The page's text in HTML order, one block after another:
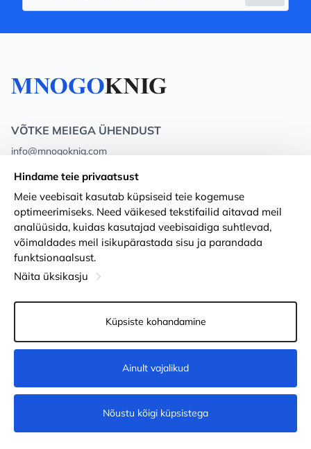
Lisa ostukorvi
VÕTKE MEIEGA ÜHENDUST
info@mnogoknig.com
Rīga, Augusta Deglava 69d, LV-1082
Meist
Poed
Kohaletoimetamine ja makse
Lojaalsuskaardid
PÕHJUST KOOSTÖÖKS
Privacy Policy
Tingimused
Kauba tagastamine
Küpsiste seaded
© 2011-2026MNOGOKNIG. All Rights Reserved.
Hindame teie privaatsust
Meie veebisait kasutab küpsiseid teie kogemuse
optimeerimiseks. Need väikesed tekstifailid aitavad meil
analüüsida, kuidas kasutajad veebisaidiga suhtlevad,
võimaldades meil isikupärastada sisu ja parandada
funktsionaalsust.
Näita üksikasju
Küpsiste kohandamine
Ainult vajalikud
Nõustu kõigi küpsistega